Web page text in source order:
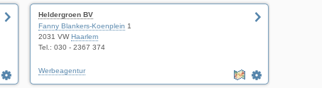
Heldergroen BV
Fanny Blankers-Koenplein 1
2031 VWHaarlem
Tel.: 030 - 2367 374
Werbeagentur